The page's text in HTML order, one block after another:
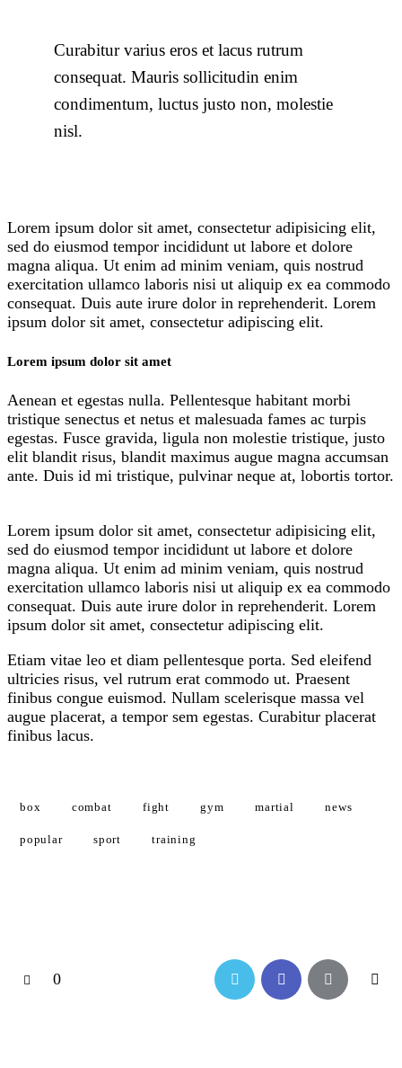
Curabitur varius eros et lacus rutrum
consequat. Mauris sollicitudin enim
condimentum, luctus justo non, molestie
nisl.
Lorem ipsum dolor sit amet, consectetur adipisicing elit,
sed do eiusmod tempor incididunt ut labore et dolore
magna aliqua. Ut enim ad minim veniam, quis nostrud
exercitation ullamco laboris nisi ut aliquip ex ea commodo
consequat. Duis aute irure dolor in reprehenderit. Lorem
ipsum dolor sit amet, consectetur adipiscing elit.
Lorem ipsum dolor sit amet
Aenean et egestas nulla. Pellentesque habitant morbi
tristique senectus et netus et malesuada fames ac turpis
egestas. Fusce gravida, ligula non molestie tristique, justo
elit blandit risus, blandit maximus augue magna accumsan
ante. Duis id mi tristique, pulvinar neque at, lobortis tortor.
Lorem ipsum dolor sit amet, consectetur adipisicing elit,
sed do eiusmod tempor incididunt ut labore et dolore
magna aliqua. Ut enim ad minim veniam, quis nostrud
exercitation ullamco laboris nisi ut aliquip ex ea commodo
consequat. Duis aute irure dolor in reprehenderit. Lorem
ipsum dolor sit amet, consectetur adipiscing elit.
Etiam vitae leo et diam pellentesque porta. Sed eleifend
ultricies risus, vel rutrum erat commodo ut. Praesent
finibus congue euismod. Nullam scelerisque massa vel
augue placerat, a tempor sem egestas. Curabitur placerat
finibus lacus.
box combat fight gym martial news
popular sport training
0